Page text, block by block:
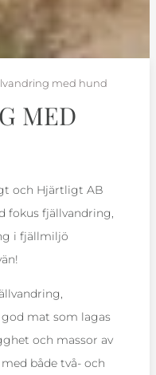
med hund
MED
och Hjärtligt AB
fokus fjällvandring,
i fjällmiljö
mat som lagas
och massor av
både två‑ och